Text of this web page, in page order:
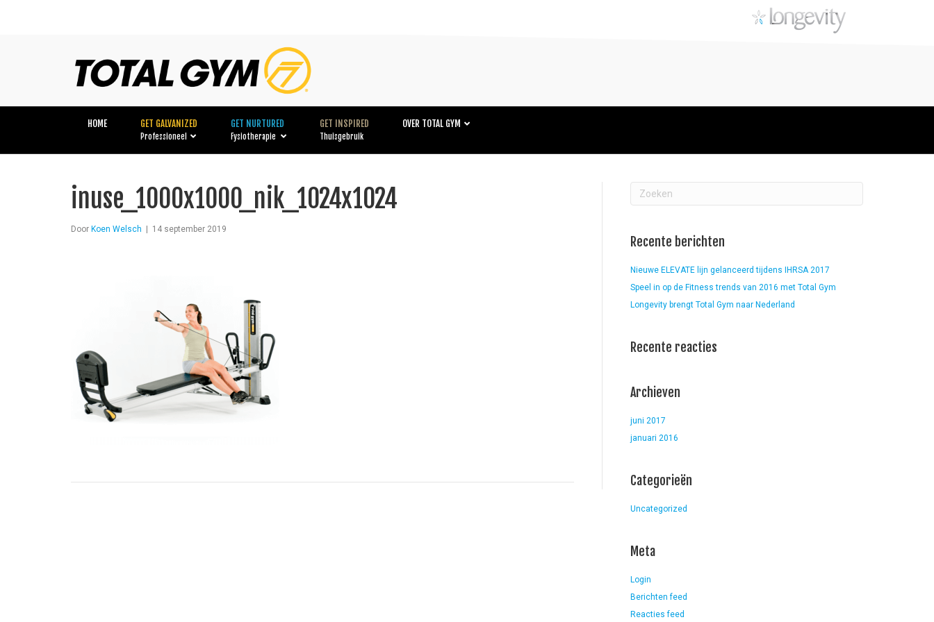
HOME GET GALVANIZED
Professioneel
GET NURTURED
Fysiotherapie
GET INSPIRED
Thuisgebruik
OVER TOTAL GYM
inuse_1000x1000_nik_1024x1024
Door Koen Welsch | 14 september 2019
Recente berichten
Nieuwe ELEVATE lijn gelanceerd tijdens IHRSA 2017
Speel in op de Fitness trends van 2016 met Total Gym
Longevity brengt Total Gym naar Nederland
Recente reacties
Archieven
juni 2017
januari 2016
Categorieën
Uncategorized
Meta
Login
Berichten feed
Reacties feed